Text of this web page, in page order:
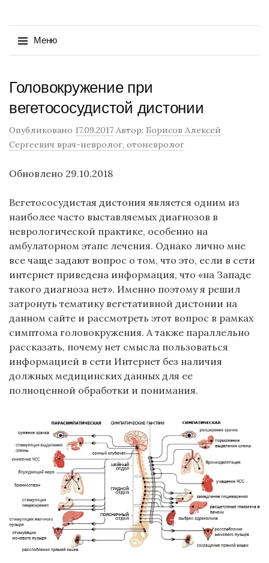
Меню
к
содержимому
Головокружение при
вегетососудистой дистонии
Опубликовано 17.09.2017 Автор: Борисов Алексей
Сергеевич врач-невролог, отоневролог
Обновлено 29.10.2018
Вегетососудистая дистония является одним из
наиболее часто выставляемых диагнозов в
неврологической практике, особенно на
амбулаторном этапе лечения. Однако лично мне
все чаще задают вопрос о том, что это, если в сети
интернет приведена информация, что «на Западе
такого диагноза нет». Именно поэтому я решил
затронуть тематику вегетативной дистонии на
данном сайте и рассмотреть этот вопрос в рамках
симптома головокружения. А также параллельно
рассказать, почему нет смысла пользоваться
информацией в сети Интернет без наличия
должных медицинских данных для ее
полноценной обработки и понимания.